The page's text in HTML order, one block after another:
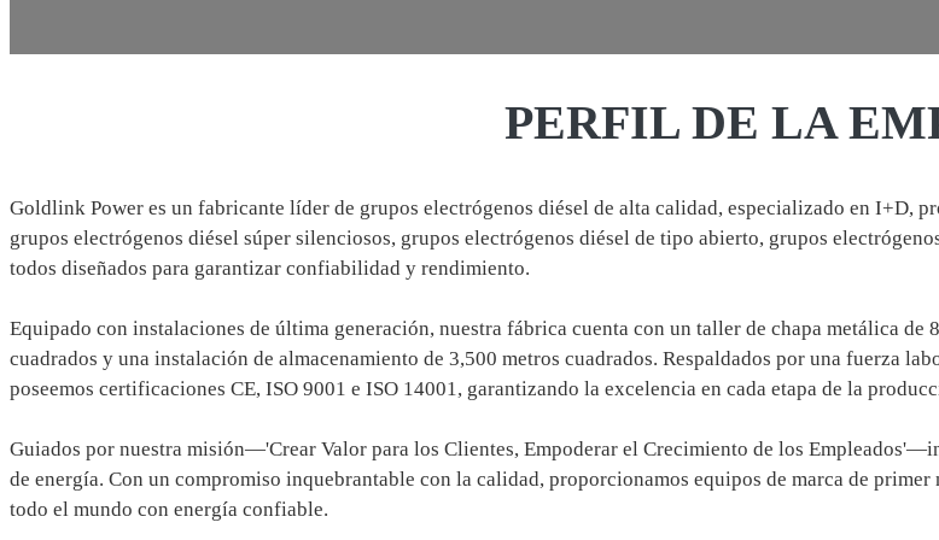
PERFIL DE LA
Goldlink Power es un fabricante líder de grupos electrógenos diésel de alta calidad, especializado en I+D,
grupos electrógenos diésel súper silenciosos, grupos electrógenos diésel de tipo abierto, grupos
todos diseñados para garantizar confiabilidad y rendimiento.
Equipado con instalaciones de última generación, nuestra fábrica cuenta con un taller de chapa metálica de
cuadrados y una instalación de almacenamiento de 3,500 metros cuadrados. Respaldados por una fuerza
poseemos certificaciones CE, ISO 9001 e ISO 14001, garantizando la excelencia en cada etapa de la
Guiados por nuestra misión—'Crear Valor para los Clientes, Empoderar el Crecimiento de los
de energía. Con un compromiso inquebrantable con la calidad, proporcionamos equipos de marca de
todo el mundo con energía confiable.